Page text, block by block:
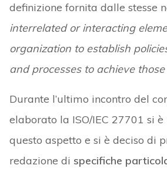
definizione fornita dalle stesse
interrelated or interacting
organization to establish
and processes to achieve
Durante l’ultimo incontro del
elaborato la ISO/IEC 27701 si
questo aspetto e si è deciso di
redazione di specifiche